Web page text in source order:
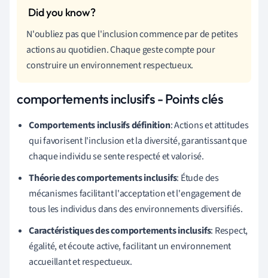
N'oubliez pas que l'inclusion commence par de petites
actions au quotidien. Chaque geste compte pour
construire un environnement respectueux.
comportements inclusifs - Points clés
Comportements inclusifs définition: Actions et attitudes
qui favorisent l'inclusion et la diversité, garantissant que
chaque individu se sente respecté et valorisé.
Théorie des comportements inclusifs: Étude des
mécanismes facilitant l'acceptation et l'engagement de
tous les individus dans des environnements diversifiés.
Caractéristiques des comportements inclusifs: Respect,
égalité, et écoute active, facilitant un environnement
accueillant et respectueux.